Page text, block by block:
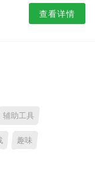
查看详情
辅助工具
趣味